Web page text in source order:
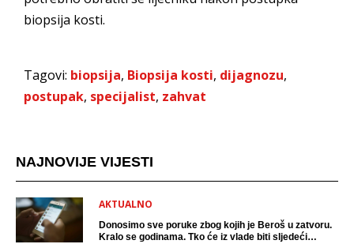
biopsija kosti.
Tagovi: biopsija, Biopsija kosti, dijagnozu,
postupak, specijalist, zahvat
NAJNOVIJE VIJESTI
AKTUALNO
Donosimo sve poruke zbog kojih je Beroš u zatvoru.
Kralo se godinama. Tko će iz vlade biti sljedeći